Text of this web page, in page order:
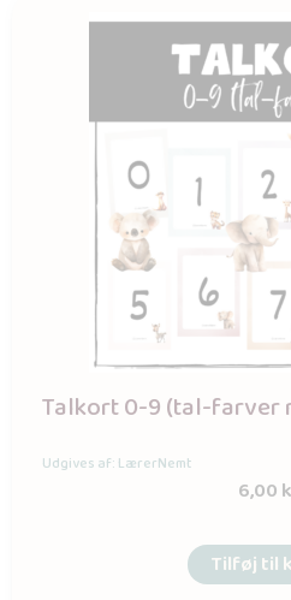
Talkort 0-9 (tal-farver
Udgives af: LærerNemt
6,00
Tilføj til